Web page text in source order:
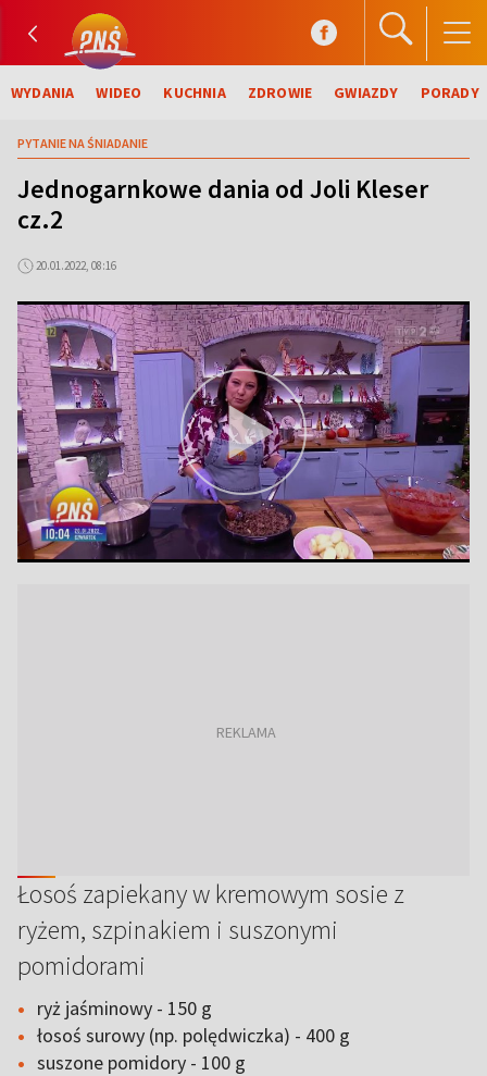
WYDANIA WIDEO KUCHNIA ZDROWIE GWIAZDY PORADY
PYTANIE NA ŚNIADANIE
Jednogarnkowe dania od Joli Kleser
cz.2
20.01.2022, 08:16
Łosoś zapiekany w kremowym sosie z
ryżem, szpinakiem i suszonymi
pomidorami
ryż jaśminowy - 150 g
łosoś surowy (np. polędwiczka) - 400 g
suszone pomidory - 100 g